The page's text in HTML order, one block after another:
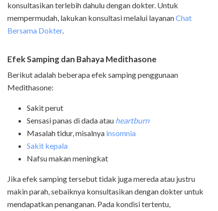
konsultasikan terlebih dahulu dengan dokter. Untuk
mempermudah, lakukan konsultasi melalui layananChat
Bersama Dokter.
Efek Samping dan Bahaya Medithasone
Berikut adalah beberapa efek samping penggunaan
Medithasone:
Sakit perut
Sensasi panas di dada atau heartburn
Masalah tidur, misalnya insomnia
Sakit kepala
Nafsu makan meningkat
Jika efek samping tersebut tidak juga mereda atau justru
makin parah, sebaiknya konsultasikan dengan dokter untuk
mendapatkan penanganan. Pada kondisi tertentu,